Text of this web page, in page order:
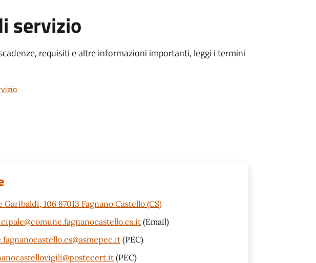
servizio
requisiti e altre informazioni importanti, leggi i termini
106 87013 Fagnano Castello (CS)
(Email)
(PEC)
(PEC)